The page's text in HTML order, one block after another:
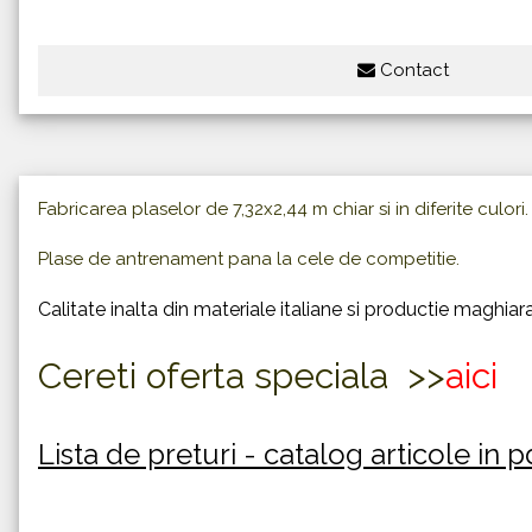
Contact
Fabricarea plaselor de 7,32x2,44 m chiar si in diferite culori.
Plase de antrenament pana la cele de competitie.
Calitate inalta din materiale italiane si productie
Cereti oferta speciala >>aici
Lista de preturi - catalog articole in